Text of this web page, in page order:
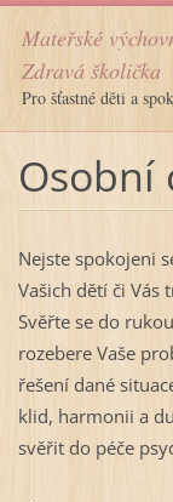
Mateřské
Zdravá školička
Pro šťastné děti a
Osobní
Nejste spokojeni
Vašich dětí či Vás
Svěřte se do
rozebere Vaše
řešení dané
klid, harmonii a
svěřit do péče